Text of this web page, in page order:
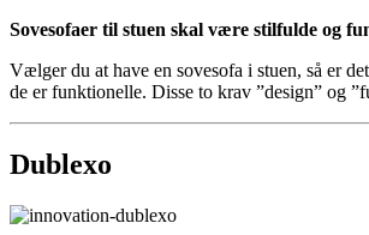
Sovesofaer til stuen skal være stilfulde og
Vælger du at have en sovesofa i stuen, så er
de er funktionelle. Disse to krav ”design” og
Dublexo